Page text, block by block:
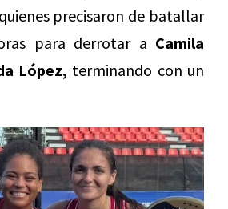
quienes precisaron de batallar
para derrotar a Camila
López, terminando con un